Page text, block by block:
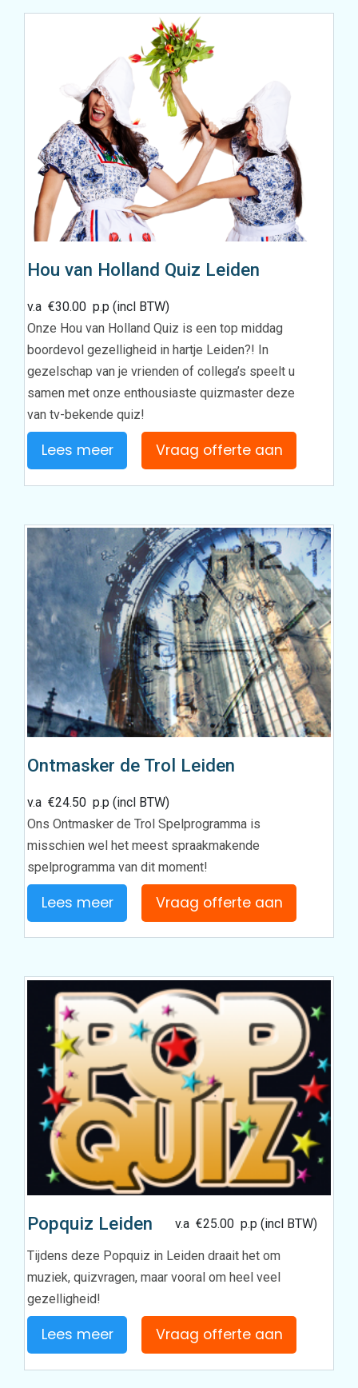
Hou van Holland Quiz Leiden
v.a€30.00 p.p (incl BTW)
Onze Hou van Holland Quiz is een top middag
boordevol gezelligheid in hartje Leiden?! In
gezelschap van je vrienden of collega’s speelt u
samen met onze enthousiaste quizmaster deze
van tv-bekende quiz!
Lees meer Vraag offerte aan
Ontmasker de Trol Leiden
v.a€24.50 p.p (incl BTW)
Ons Ontmasker de Trol Spelprogramma is
misschien wel het meest spraakmakende
spelprogramma van dit moment!
Lees meer Vraag offerte aan
Popquiz Leiden v.a €25.00p.p (incl BTW)
Tijdens deze Popquiz in Leiden draait het om
muziek, quizvragen, maar vooral om heel veel
gezelligheid!
Lees meer Vraag offerte aan